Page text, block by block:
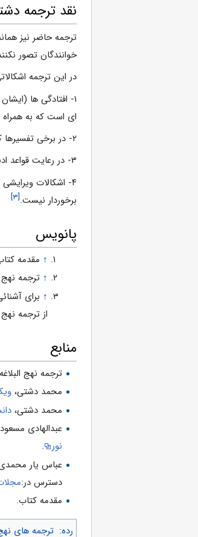
نقد ترجمه
ترجمه حاضر نیز
خوانندگان تصور
در این ترجمه
۱- افتادگی ها
ای است که به
۲- در برخی تفسیرها که در ضمن ترجمه ذکر نموده که شامل: تفسیرهای ناصواب و ترجمه ناصواب یا نارسائی برخی کلمات می شود.
۳- در رعایت قواعد ادبی و ویرایشی، مانند اغلاق و پیچیدگی ترجمه و اشکال های صرفی و نحوی و بلاغی.
۴- اشکالات
برخوردار نیست.[۳]
پانویس
↑ مقدمه
↑ ترجمه نهج
↑ برای
از ترجمه
منابع
ترجمه نهج
محمد دشتی،
محمد دشتی،
عبدالهادی مسعودی
نور .
دسترس در:
مقدمه کتاب.
رده: ترجمه های نهج